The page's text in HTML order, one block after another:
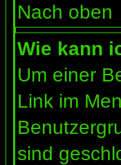
Nach oben
Wie kann
Um einer
Link im
sind